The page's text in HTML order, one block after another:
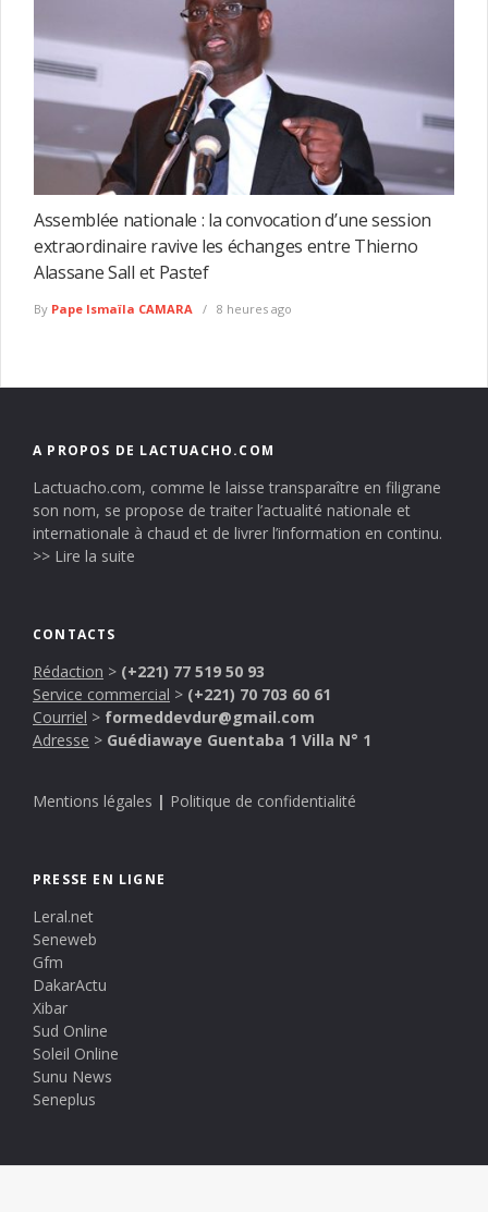
Assemblée nationale : la convocation d’une session
extraordinaire ravive les échanges entre Thierno
Alassane Sall et Pastef
By Pape Ismaïla CAMARA 8 heures ago
A PROPOS DE LACTUACHO.COM
Lactuacho.com, comme le laisse transparaître en filigrane
son nom, se propose de traiter l’actualité nationale et
internationale à chaud et de livrer l’information en continu.
>> Lire la suite
CONTACTS
Rédaction > (+221) 77 519 50 93
Service commercial > (+221) 70 703 60 61
Courriel > formeddevdur@gmail.com
Adresse > Guédiawaye Guentaba 1 Villa N° 1
Mentions légales | Politique de confidentialité
PRESSE EN LIGNE
Leral.net
Seneweb
Gfm
DakarActu
Xibar
Sud Online
Soleil Online
Sunu News
Seneplus